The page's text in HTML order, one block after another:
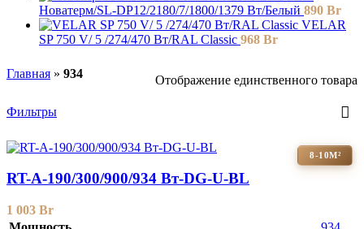
Новатерм/SL-DP12/2180/7/1800/1379 Вт/Белый 890 Br
VELAR
SP 750 V/ 5 /274/470 Вт/RAL Classic 968 Br
Главная » 934 Отображение единственного товара
Фильтры
8-10М²
RT-A-190/300/900/934 Вт-DG-U-BL
1 003 Br